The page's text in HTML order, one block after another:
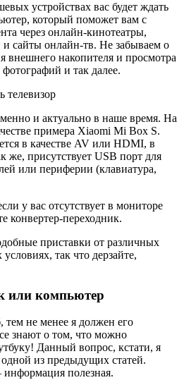
устройствах вас будет ждать
который поможет вам с
через онлайн-кинотеатры,
и сайты онлайн-тв. Не забываем о
внешнего накопителя и просмотра
и так далее.
и актуально в наше время. На
примера Xiaomi Mi Box S.
в качестве AV или HDMI, в
же, присутствует USB порт для
или периферии (клавиатура,
у вас отсутствует в мониторе
конвертер-переходник.
приставки от различных
так что дерзайте,
или компьютер
не менее я должен его
знают о том, что можно
Данный вопрос, кстати, я
из предыдущих статей.
информация полезная.